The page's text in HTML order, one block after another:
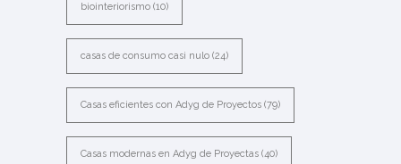
biointeriorismo (10)
casas de consumo casi nulo (24)
Casas eficientes con Adyg de Proyectos (79)
Casas modernas en Adyg de Proyectas (40)